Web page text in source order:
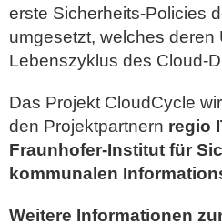
erste Sicherheits-Policies
umgesetzt, welches
Lebenszyklus des Cloud-
Das Projekt CloudCycle
den Projektpartnern regio
Fraunhofer-Institut für
kommunalen
Weitere Informationen